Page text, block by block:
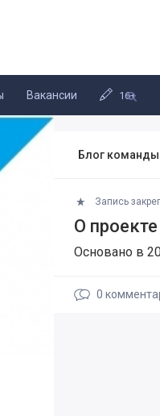
Вакансии 16+
Блог команды
Запись
О
Основано в
0